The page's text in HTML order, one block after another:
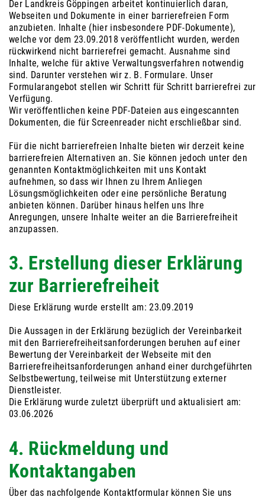
Der Landkreis Göppingen arbeitet kontinuierlich daran,
Webseiten und Dokumente in einer barrierefreien Form
anzubieten. Inhalte (hier insbesondere PDF-Dokumente),
welche vor dem 23.09.2018 veröffentlicht wurden, werden
rückwirkend nicht barrierefrei gemacht. Ausnahme sind
Inhalte, welche für aktive Verwaltungsverfahren notwendig
sind. Darunter verstehen wir z. B. Formulare. Unser
Formularangebot stellen wir Schritt für Schritt barrierefrei zur
Verfügung.
Wir veröffentlichen keine PDF-Dateien aus eingescannten
Dokumenten, die für Screenreader nicht erschließbar sind.
Für die nicht barrierefreien Inhalte bieten wir derzeit keine
barrierefreien Alternativen an. Sie können jedoch unter den
genannten Kontaktmöglichkeiten mit uns Kontakt
aufnehmen, so dass wir Ihnen zu Ihrem Anliegen
Lösungsmöglichkeiten oder eine persönliche Beratung
anbieten können. Darüber hinaus helfen uns Ihre
Anregungen, unsere Inhalte weiter an die Barrierefreiheit
anzupassen.
3. Erstellung dieser Erklärung
zur Barrierefreiheit
Diese Erklärung wurde erstellt am: 23.09.2019
Die Aussagen in der Erklärung bezüglich der Vereinbarkeit
mit den Barrierefreiheitsanforderungen beruhen auf einer
Bewertung der Vereinbarkeit der Webseite mit den
Barrierefreiheitsanforderungen anhand einer durchgeführten
Selbstbewertung, teilweise mit Unterstützung externer
Dienstleister.
Die Erklärung wurde zuletzt überprüft und aktualisiert am:
03.06.2026
4. Rückmeldung und
Kontaktangaben
Über das nachfolgende Kontaktformular können Sie uns